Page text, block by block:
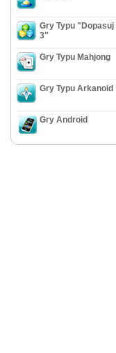
Gry Typu "Dopasuj
3"
Gry Typu Mahjong
Gry Typu Arkanoid
Gry Android